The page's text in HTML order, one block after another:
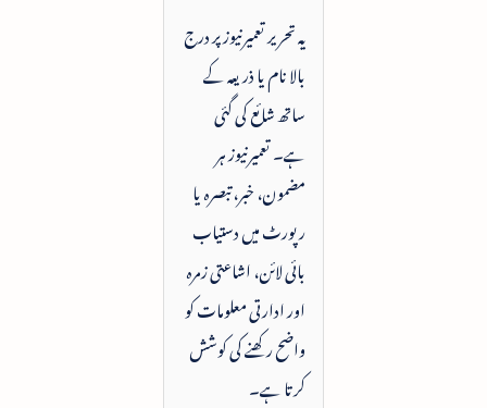
یہ تحریر تعمیرنیوز پر درج
بالا نام یا ذریعہ کے
ساتھ شائع کی گئی
ہے۔ تعمیرنیوز ہر
مضمون، خبر، تبصرہ یا
رپورٹ میں دستیاب
بائی لائن، اشاعتی زمرہ
اور ادارتی معلومات کو
واضح رکھنے کی کوشش
کرتا ہے۔